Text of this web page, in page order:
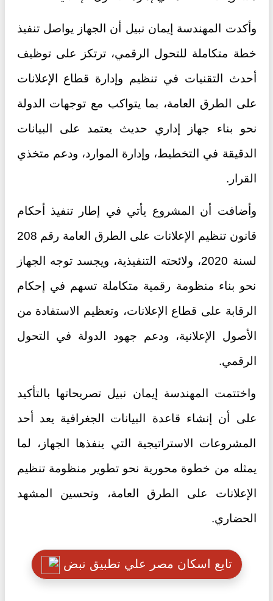
وأكدت المهندسة إيمان نبيل أن الجهاز يواصل تنفيذ
خطة متكاملة للتحول الرقمي، ترتكز على توظيف
أحدث التقنيات في تنظيم وإدارة قطاع الإعلانات
على الطرق العامة، بما يتواكب مع توجهات الدولة
نحو بناء جهاز إداري حديث يعتمد على البيانات
الدقيقة في التخطيط، وإدارة الموارد، ودعم متخذي
القرار.
وأضافت أن المشروع يأتي في إطار تنفيذ أحكام
قانون تنظيم الإعلانات على الطرق العامة رقم 208
لسنة 2020، ولائحته التنفيذية، ويجسد توجه الجهاز
نحو بناء منظومة رقمية متكاملة تسهم في إحكام
الرقابة على قطاع الإعلانات، وتعظيم الاستفادة من
الأصول الإعلانية، ودعم جهود الدولة في التحول
الرقمي.
واختتمت المهندسة إيمان نبيل تصريحاتها بالتأكيد
على أن إنشاء قاعدة البيانات الجغرافية يعد أحد
المشروعات الاستراتيجية التي ينفذها الجهاز، لما
يمثله من خطوة محورية نحو تطوير منظومة تنظيم
الإعلانات على الطرق العامة، وتحسين المشهد
الحضاري.
تابع اسكان مصر علي تطبيق نبض